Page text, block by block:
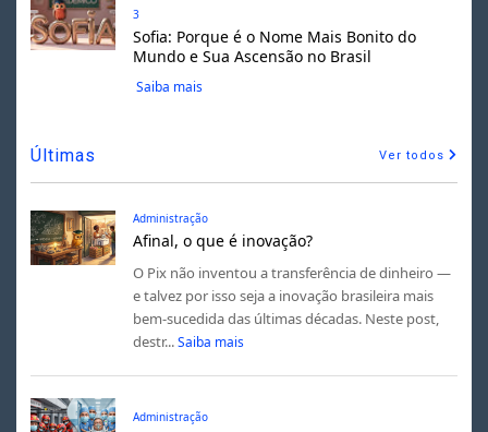
3
Sofia: Porque é o Nome Mais Bonito do
Mundo e Sua Ascensão no Brasil
Saiba mais
Últimas Ver todos
Administração
Afinal, o que é inovação?
O Pix não inventou a transferência de dinheiro —
e talvez por isso seja a inovação brasileira mais
bem-sucedida das últimas décadas. Neste post,
destr... Saiba mais
Administração